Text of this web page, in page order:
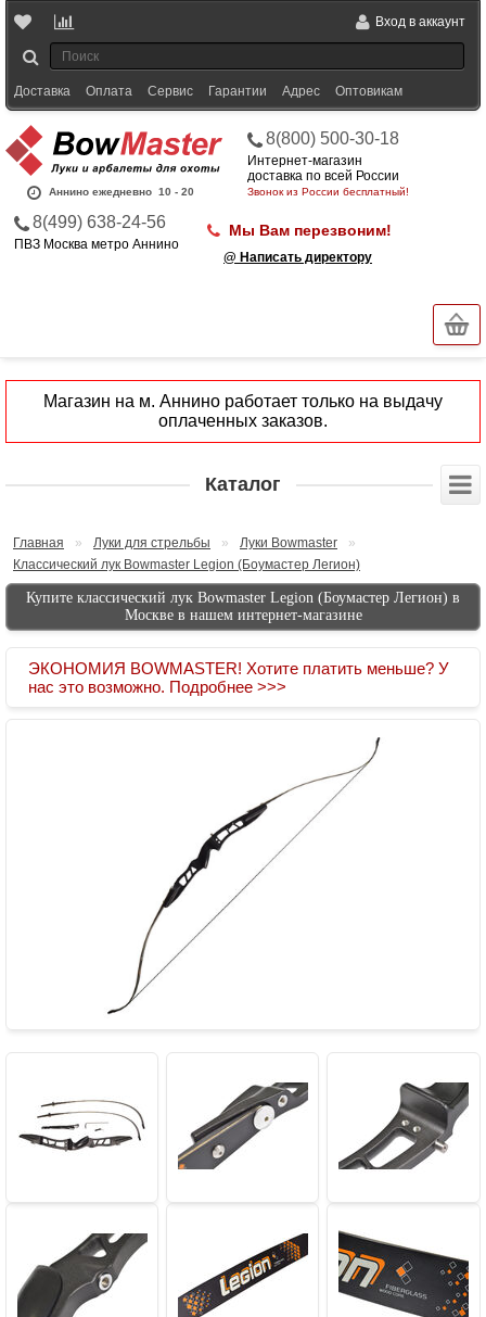
Вход в аккаунт
Доставка Оплата Сервис Гарантии Адрес Оптовикам
Аннино ежедневно 10 - 20
8(800) 500-30-18
Интернет-магазин
доставка по всей России
Звонок из России бесплатный!
8(499) 638-24-56
ПВЗ Москва метро Аннино
Мы Вам перезвоним!
@ Написать директору
Магазин на м. Аннино работает только на выдачу
оплаченных заказов.
Каталог
Главная » Луки для стрельбы » Луки Bowmaster
»
Классический лук Bowmaster Legion (Боумастер Легион)
Купите классический лук Bowmaster Legion (Боумастер Легион) в
Москве в нашем интернет-магазине
ЭКОНОМИЯ BOWMASTER! Хотите платить меньше? У
нас это возможно. Подробнее >>>